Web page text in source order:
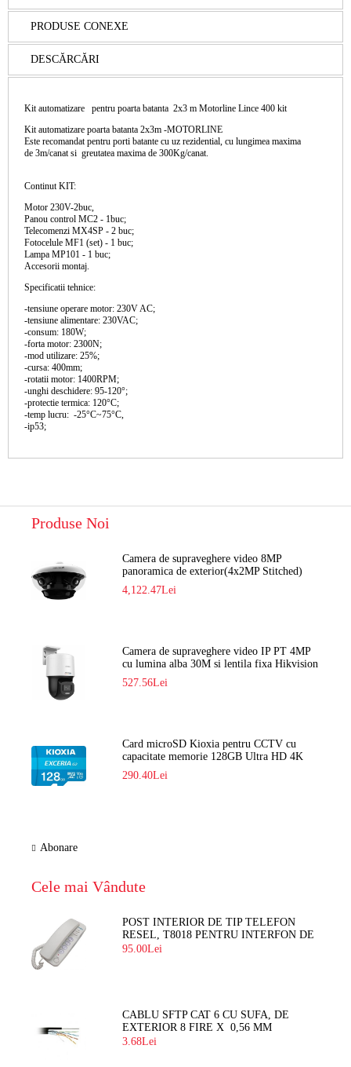
PRODUSE CONEXE
DESCĂRCĂRI
Kit automatizare pentru poarta batanta 2x3 m Motorline Lince 400 kit
Kit automatizare poarta batanta 2x3m -MOTORLINE
Este recomandat pentru porti batante cu uz rezidential, cu lungimea maxima
de 3m/canat si greutatea maxima de 300Kg/canat.
Continut KIT:
Motor 230V-2buc,
Panou control MC2 - 1buc;
Telecomenzi MX4SP - 2 buc;
Fotocelule MF1 (set) - 1 buc;
Lampa MP101 - 1 buc;
Accesorii montaj.
Specificatii tehnice:
-tensiune operare motor: 230V AC;
-tensiune alimentare: 230VAC;
-consum: 180W;
-forta motor: 2300N;
-mod utilizare: 25%;
-cursa: 400mm;
-rotatii motor: 1400RPM;
-unghi deschidere: 95-120°;
-protectie termica: 120°C;
-temp lucru: -25°C~75°C,
-ip53;
Produse Noi
Camera de supraveghere video 8MP
panoramica de exterior(4x2MP Stitched)
Navaio NGC-7482PR
4,122.47Lei
Camera de supraveghere video IP PT 4MP
cu lumina alba 30M si lentila fixa Hikvision
DS-2DE2C400SCG-E F1
527.56Lei
Card microSD Kioxia pentru CCTV cu
capacitate memorie 128GB Ultra HD 4K
LMEX2L128GG2
290.40Lei
Abonare
Cele mai Vândute
POST INTERIOR DE TIP TELEFON
RESEL, T8018 PENTRU INTERFON DE
BLOC
95.00Lei
CABLU SFTP CAT 6 CU SUFA, DE
EXTERIOR 8 FIRE X 0,56 MM
3.68Lei